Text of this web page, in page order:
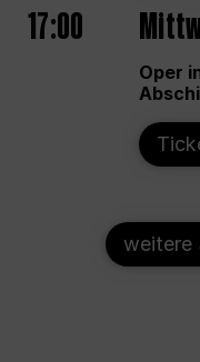
17:00
Oper
weitere